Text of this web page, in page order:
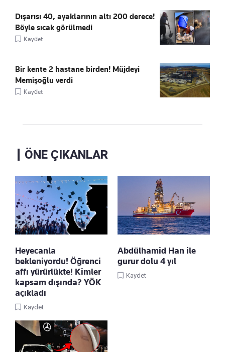
Dışarısı 40, ayaklarının altı 200 derece!
Böyle sıcak görülmedi
Kaydet
Bir kente 2 hastane birden! Müjdeyi
Memişoğlu verdi
Kaydet
ÖNE ÇIKANLAR
Heyecanla
bekleniyordu! Öğrenci
affı yürürlükte! Kimler
kapsam dışında? YÖK
açıkladı
Kaydet
Abdülhamid Han ile
gurur dolu 4 yıl
Kaydet